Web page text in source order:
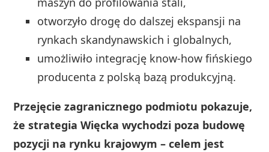
otworzyło drogę do dalszej ekspansji na
rynkach skandynawskich i globalnych,
umożliwiło integrację know-how fińskiego
producenta z polską bazą produkcyjną.
Przejęcie zagranicznego podmiotu pokazuje,
że strategia Więcka wychodzi poza budowę
pozycji na rynku krajowym – celem jest